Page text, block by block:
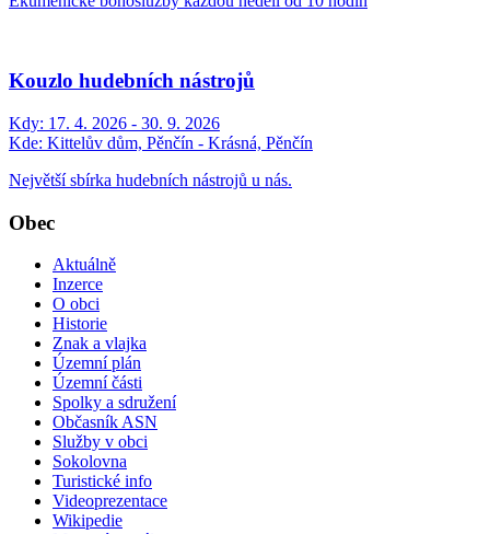
Kouzlo hudebních nástrojů
Kdy: 17. 4. 2026 - 30. 9. 2026
Kde: Kittelův dům, Pěnčín - Krásná, Pěnčín
Největší sbírka hudebních nástrojů u nás.
Obec
Aktuálně
Inzerce
O obci
Historie
Znak a vlajka
Územní plán
Územní části
Spolky a sdružení
Občasník ASN
Služby v obci
Sokolovna
Turistické info
Videoprezentace
Wikipedie